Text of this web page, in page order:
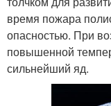
время пожара
опасностью. При
повышенной
сильнейший яд.